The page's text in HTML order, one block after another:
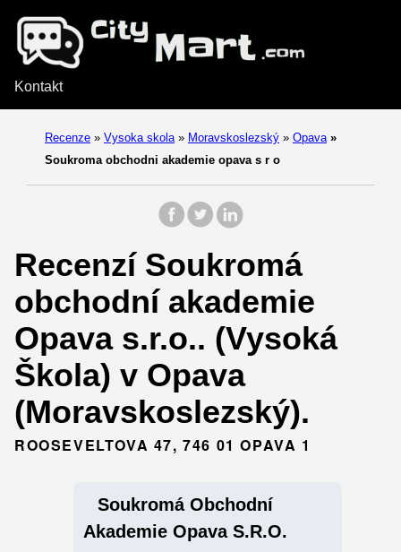
Kontakt
Recenze » Vysoka skola » Moravskoslezský » Opava »
Soukroma obchodni akademie opava s r o
Recenzí Soukromá
obchodní akademie
Opava s.r.o.. (Vysoká
Škola) v Opava
(Moravskoslezský).
ROOSEVELTOVA 47, 746 01 OPAVA 1
Soukromá Obchodní
Akademie Opava S.r.o.